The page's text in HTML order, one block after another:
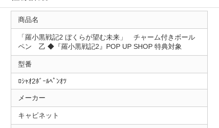
商品名
「羅小黒戦記2 ぼくらが望む未来」 チャーム付きボール
ペン 乙 ◆『羅小黒戦記2』POP UP SHOP 特典対象
型番
ﾛｼｬｵ2ﾎﾞｰﾙﾍﾟﾝｵﾂ
メーカー
キャビネット